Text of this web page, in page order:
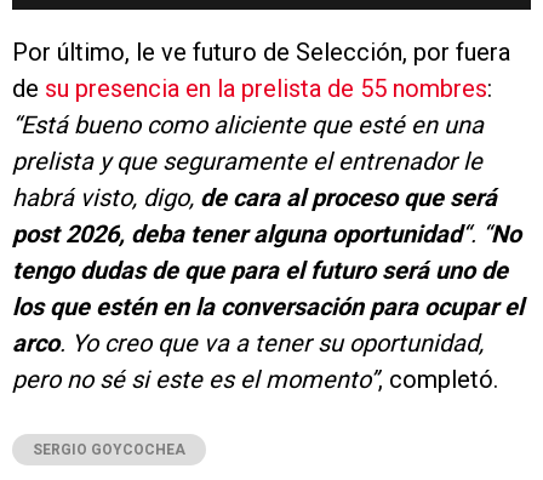
Por último, le ve futuro de Selección, por fuera
de su presencia en la prelista de 55 nombres:
“Está bueno como aliciente que esté en una
prelista y que seguramente el entrenador le
habrá visto, digo, de cara al proceso que será
post 2026, deba tener alguna oportunidad“. “No
tengo dudas de que para el futuro será uno de
los que estén en la conversación para ocupar el
arco. Yo creo que va a tener su oportunidad,
pero no sé si este es el momento”, completó.
SERGIO GOYCOCHEA